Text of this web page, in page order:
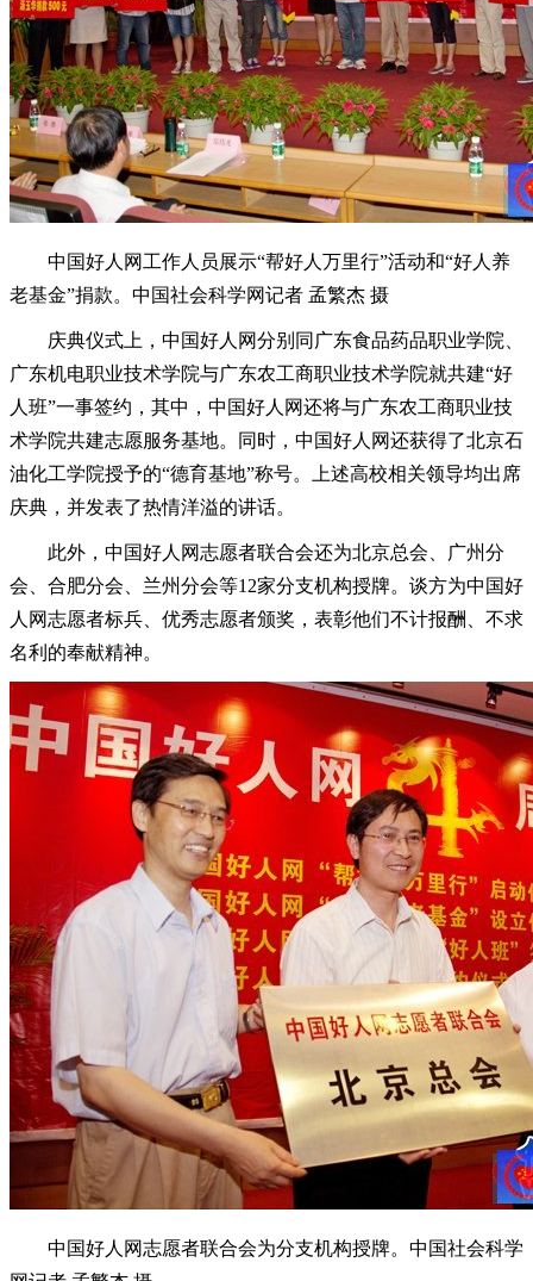
中国好人网工作人员展示“帮好人万里行”活动和“好人养
老基金”捐款。中国社会科学网记者 孟繁杰 摄
庆典仪式上，中国好人网分别同广东食品药品职业学院、
广东机电职业技术学院与广东农工商职业技术学院就共建“好
人班”一事签约，其中，中国好人网还将与广东农工商职业技
术学院共建志愿服务基地。同时，中国好人网还获得了北京石
油化工学院授予的“德育基地”称号。上述高校相关领导均出席
庆典，并发表了热情洋溢的讲话。
此外，中国好人网志愿者联合会还为北京总会、广州分
会、合肥分会、兰州分会等12家分支机构授牌。谈方为中国好
人网志愿者标兵、优秀志愿者颁奖，表彰他们不计报酬、不求
名利的奉献精神。
中国好人网志愿者联合会为分支机构授牌。中国社会科学